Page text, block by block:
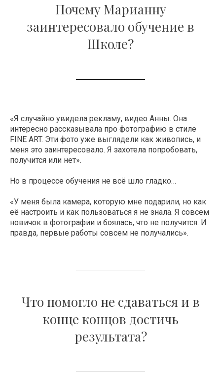
Почему Марианну
заинтересовало обучение в
Школе?
«Я случайно увидела рекламу, видео Анны. Она
интересно рассказывала про фотографию в стиле
FINE ART. Эти фото уже выглядели как живопись, и
меня это заинтересовало. Я захотела попробовать,
получится или нет».
Но в процессе обучения не всё шло гладко…
«У меня была камера, которую мне подарили, но как
её настроить и как пользоваться я не знала. Я совсем
новичок в фотографии и боялась, что не получится. И
правда, первые работы совсем не получались».
Что помогло не сдаваться и в
конце концов достичь
результата?